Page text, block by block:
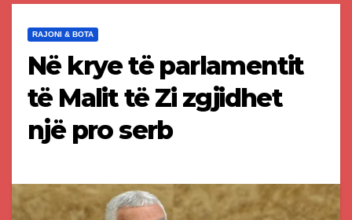
RAJONI & BOTA
Në krye të parlamentit
të Malit të Zi zgjidhet
një pro serb